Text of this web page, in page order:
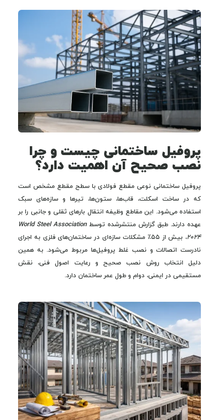
پروفیل ساختمانی چیست و چرا
نصب صحیح آن اهمیت دارد؟
پروفیل ساختمانی نوعی مقطع فولادی با سطح مقطع مشخص است
که در ساخت اسکلت، قاب‌ها، ستون‌ها، تیرها و سازه‌های سبک
استفاده می‌شود. این مقاطع وظیفه انتقال بارهای ثقلی و جانبی را بر
عهده دارند. طبق گزارش منتشرشده توسطWorld Steel Association
2024
، بیش از ۵۵٪ مشکلات سازه‌ای در ساختمان‌های فلزی به اجرای
نادرست اتصالات و نصب غلط پروفیل‌ها مربوط می‌شود. به همین
دلیل انتخاب روش نصب صحیح و رعایت اصول فنی، نقش
مستقیمی در ایمنی، دوام و طول عمر ساختمان دارد.